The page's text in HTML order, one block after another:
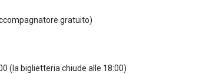
gratuito)
(la biglietteria chiude alle 18:00)